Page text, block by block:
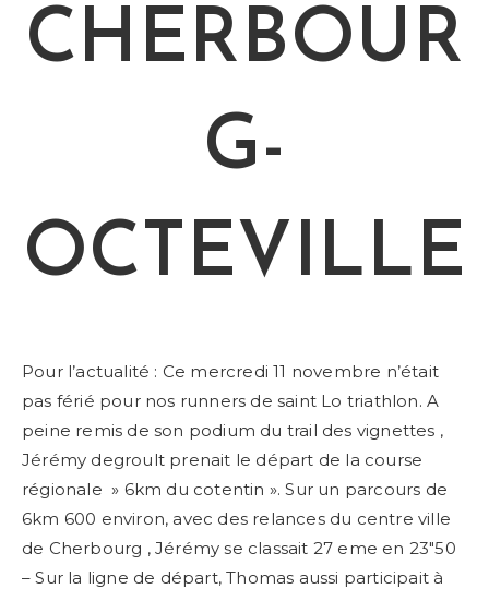
CHERBOUR
G-
OCTEVILLE
Pour l’actualité : Ce mercredi 11 novembre n’était
pas férié pour nos runners de saint Lo triathlon. A
peine remis de son podium du trail des vignettes ,
Jérémy degroult prenait le départ de la course
régionale » 6km du cotentin ». Sur un parcours de
6km 600 environ, avec des relances du centre ville
de Cherbourg , Jérémy se classait 27 eme en 23″50
– Sur la ligne de départ, Thomas aussi participait à